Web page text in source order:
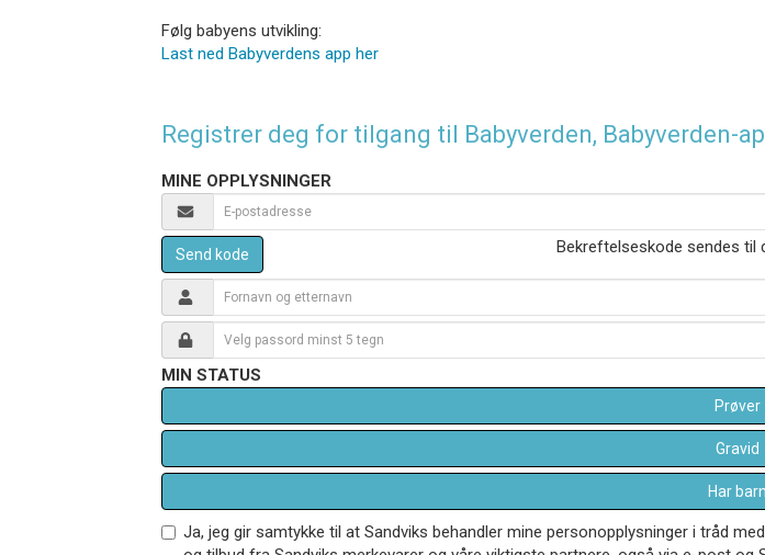
Følg babyens utvikling:
Last ned Babyverdens app her
Registrer deg for tilgang til Babyverden, Babyverden-
MINE OPPLYSNINGER
Send kode Bekreftelseskode sendes til
MIN STATUS
Prøver
Gravid
Har barn
Ja, jeg gir samtykke til at Sandviks behandler mine personopplysninger i tråd med